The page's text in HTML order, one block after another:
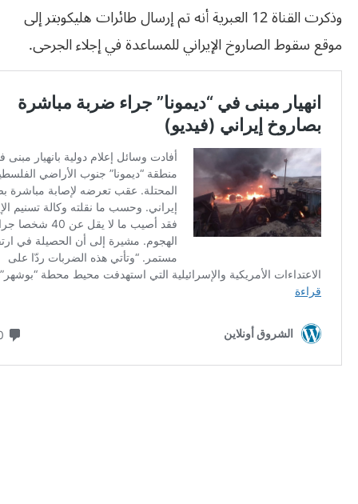
وذكرت القناة 12 العبرية أنه تم إرسال طائرات هليكوبتر إلى
موقع سقوط الصاروخ الإيراني للمساعدة في إجلاء الجرحى.